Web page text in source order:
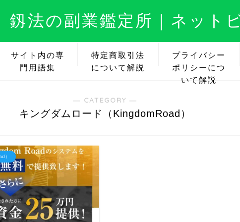
釼法の副業鑑定所｜ネット
サイト内の専
門用語集
特定商取引法
について解説
プライバシー
ポリシーにつ
いて解説
― CATEGORY ―
キングダムロード（KingdomRoad）
）